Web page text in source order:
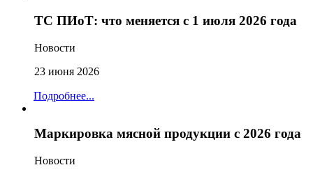
ТС ПИоТ: что меняется с 1 июля 2026 года
Новости
23 июня 2026
Подробнее...
Маркировка мясной продукции с 2026 года
Новости